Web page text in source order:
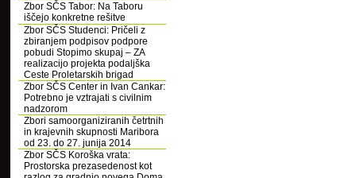
Zbor SČS Tabor: Na Taboru
iščejo konkretne rešitve
Zbor SČS Studenci: Pričeli z
zbiranjem podpisov podpore
pobudi Stopimo skupaj – ZA
realizacijo projekta podaljška
Ceste Proletarskih brigad
Zbor SČS Center in Ivan Cankar:
Potrebno je vztrajati s civilnim
nadzorom
Zbori samoorganiziranih četrtnih
in krajevnih skupnosti Maribora
od 23. do 27. junija 2014
Zbor SČS Koroška vrata:
Prostorska prezasedenost kot